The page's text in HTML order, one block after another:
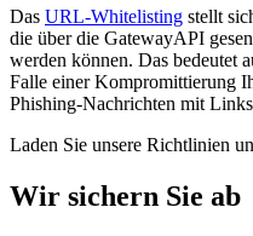
Das URL-Whitelisting stellt
die über die GatewayAPI
werden können. Das bedeutet
Falle einer Kompromittierung
Phishing-Nachrichten mit
Laden Sie unsere Richtlinien
Wir sichern Sie ab